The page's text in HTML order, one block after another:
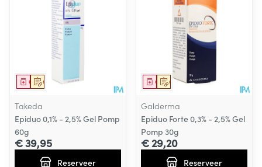
Op voorschrift
Geneesmiddel
Takeda
Epiduo 0,1% - 2,5% Gel Pomp
60g
€ 39,95
Reserveer
Op voorschrift
Geneesmiddel
Galderma
Epiduo Forte 0,3% - 2,5% Gel
Pomp 30g
€ 29,20
Reserveer